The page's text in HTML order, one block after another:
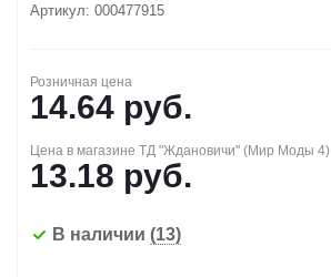
Артикул: 000477915
Розничная цена
14.64 руб.
Цена в магазине ТД "Ждановичи" (Мир Моды 4)
13.18 руб.
В наличии (13)